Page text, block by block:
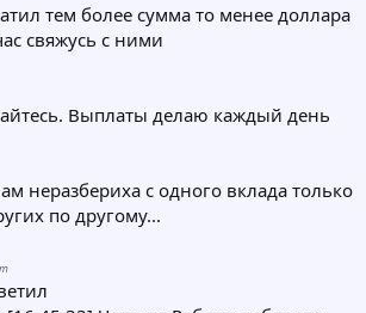
тем более сумма то менее доллара
свяжусь с ними
Выплаты делаю каждый день
неразбериха с одного вклада только
по другому...